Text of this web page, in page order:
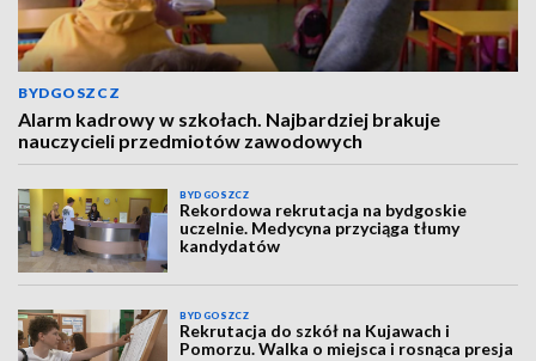
BYDGOSZCZ
Alarm kadrowy w szkołach. Najbardziej brakuje
nauczycieli przedmiotów zawodowych
BYDGOSZCZ
Rekordowa rekrutacja na bydgoskie
uczelnie. Medycyna przyciąga tłumy
kandydatów
BYDGOSZCZ
Rekrutacja do szkół na Kujawach i
Pomorzu. Walka o miejsca i rosnąca presja